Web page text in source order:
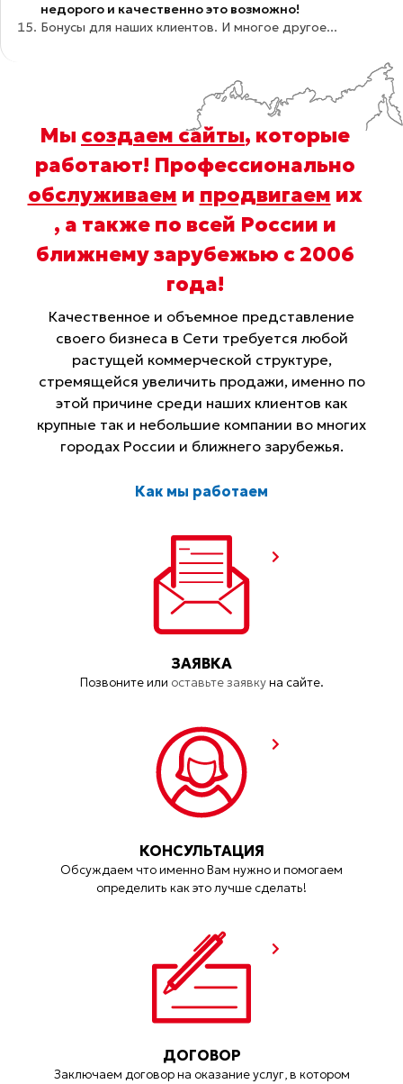
недорого и качественно это возможно!
Бонусы для наших клиентов. И многое другое...
Мы создаем сайты, которые
работают! Профессионально
обслуживаем и продвигаем их
, а также по всей России и
ближнему зарубежью с 2006
года!
Качественное и объемное представление
своего бизнеса в Сети требуется любой
растущей коммерческой структуре,
стремящейся увеличить продажи, именно по
этой причине среди наших клиентов как
крупные так и небольшие компании во многих
городах России и ближнего зарубежья.
Как мы работаем
ЗАЯВКА
Позвоните или оставьте заявкуна сайте.
КОНСУЛЬТАЦИЯ
Обсуждаем что именно Вам нужно и помогаем
определить как это лучше сделать!
ДОГОВОР
Заключаем договор на оказание услуг, в котором